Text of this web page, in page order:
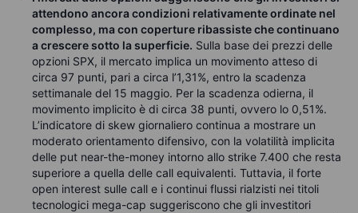
attendono ancora condizioni relativamente ordinate nel
complesso, ma con coperture ribassiste che continuano
a crescere sotto la superficie. Sulla base dei prezzi delle
opzioni SPX, il mercato implica un movimento atteso di
circa 97 punti, pari a circa l’1,31%, entro la scadenza
settimanale del 15 maggio. Per la scadenza odierna, il
movimento implicito è di circa 38 punti, ovvero lo 0,51%.
L’indicatore di skew giornaliero continua a mostrare un
moderato orientamento difensivo, con la volatilità implicita
delle put near-the-money intorno allo strike 7.400 che resta
superiore a quella delle call equivalenti. Tuttavia, il forte
open interest sulle call e i continui flussi rialzisti nei titoli
tecnologici mega-cap suggeriscono che gli investitori